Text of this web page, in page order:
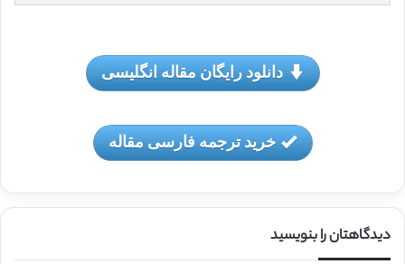
دانلود رایگان مقاله انگلیسی
خرید ترجمه فارسی مقاله
دیدگاهتان را بنویسید